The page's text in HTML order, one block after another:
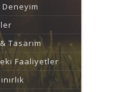
Tasarım
Faaliyetler